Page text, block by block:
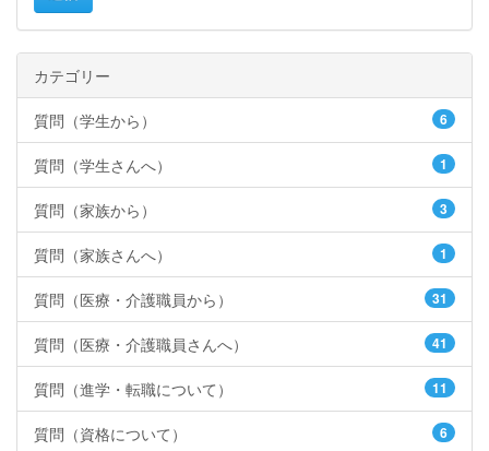
カテゴリー
質問（学生から） 6
質問（学生さんへ） 1
質問（家族から） 3
質問（家族さんへ） 1
質問（医療・介護職員から） 31
質問（医療・介護職員さんへ） 41
質問（進学・転職について） 11
質問（資格について） 6